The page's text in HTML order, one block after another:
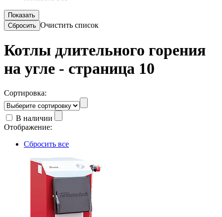
Очистить список
Котлы длительного горения
на угле - страница 10
Сортировка:
В наличии
Отображение:
Сбросить все